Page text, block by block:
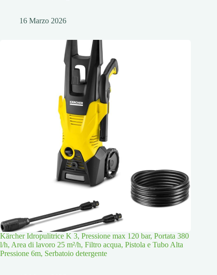
16 Marzo 2026
Kärcher Idropulitrice K 3, Pressione max 120 bar, Portata 380
l/h, Area di lavoro 25 m²/h, Filtro acqua, Pistola e Tubo Alta
Pressione 6m, Serbatoio detergente